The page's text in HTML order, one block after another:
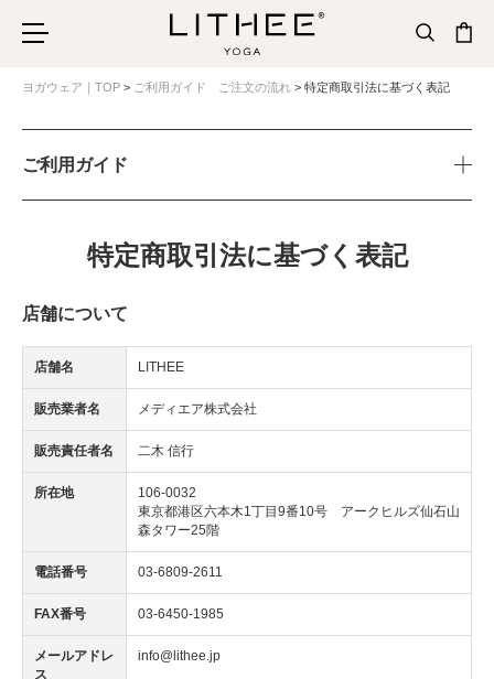
ヨガウェア｜TOP ご利用ガイド ご注文の流れ 特定商取引法に基づく表記
ご利用ガイド
特定商取引法に基づく表記
店舗について
店舗名 LITHEE
販売業者名 メディエア株式会社
販売責任者名 二木 信行
所在地
106-0032
東京都港区六本木1丁目9番10号 アークヒルズ仙石山
森タワー25階
電話番号 03-6809-2611
FAX番号 03-6450-1985
メールアドレ
ス
info@lithee.jp